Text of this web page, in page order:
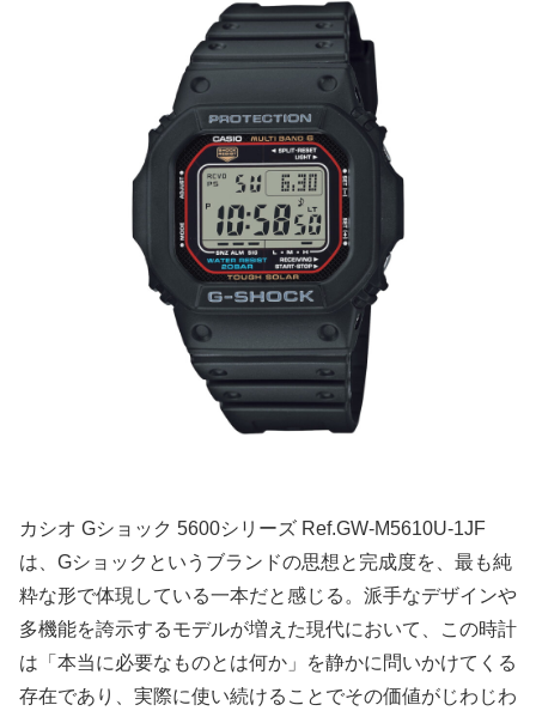
カシオ Gショック 5600シリーズ Ref.GW-M5610U-1JF
は、Gショックというブランドの思想と完成度を、最も純
粋な形で体現している一本だと感じる。派手なデザインや
多機能を誇示するモデルが増えた現代において、この時計
は「本当に必要なものとは何か」を静かに問いかけてくる
存在であり、実際に使い続けることでその価値がじわじわ